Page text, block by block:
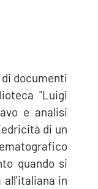
di documenti
"Luigi
e analisi
di un
quando si
all'italiana in